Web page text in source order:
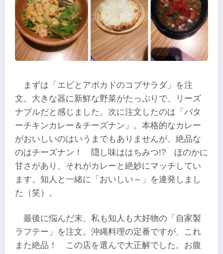
まずは「エビとアボカドのコブサラダ」を注
文。大きな器に新鮮な野菜がたっぷりで、リーズ
ナブルだと感じました。次に注文したのは「バタ
ーチキンカレー＆チーズナン」。本格的なカレー
がおいしいのはいうまでもありませんが、絶品な
のはチーズナン！ 隠し味ははちみつ!? ほのかに
甘さがあり、それがカレーと絶妙にマッチしてい
ます。知人と一緒に「おいしい～」を連発しまし
た（笑）。
最後に悩んだ末、私も知人も大好物の「自家製
ラフテー」を注文。沖縄料理の定番ですが、これ
また絶品！ この店を選んで大正解でした。お腹